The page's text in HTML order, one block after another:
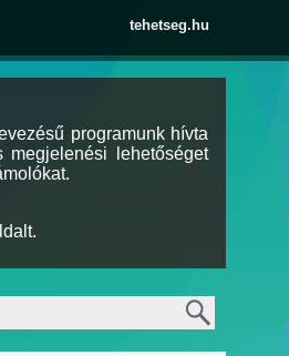
tehetseg.hu
programunk hívta
lehetőséget